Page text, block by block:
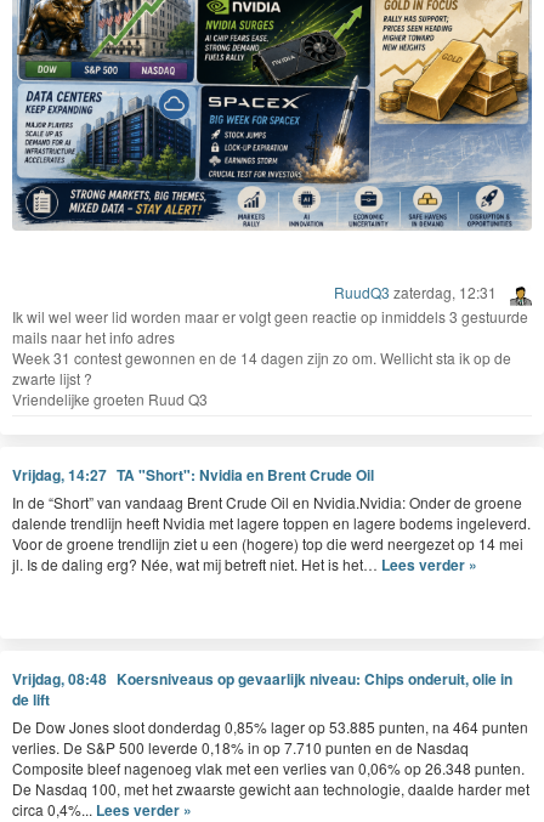
Tegelijkertijd lietLumentum Holdings Inc. een opvallend ander geluid horen,
het bedrijf waar we een positie op hebben genomen (op $330) doet het wel
heel goed. Het bedrijf rapporteerde voor het tweede kwartaal van fiscaal 2026
een omzet van $665,5 miljoen en een winst per aandeel van $1,67, beide
duidelijk boven de verwachtingen van de markt. De consensusraming lag rond
$1,41 EPS en een omzet van ongeveer $646,7 miljoen. Hiermee overtroffen de
resultaten de voorspellingen met respectievelijk ongeveer 18% en 3% en liet
het bedrijf een omzetgroei van ruim 65% jaar op jaarbasis zien. De koers
reageerde positief in de nabeurshandel met een stijging van 10% tot $480.
Grafiek Lumentum Holdings:
RuudQ3 zaterdag, 12:31
Ik wil wel weer lid worden maar er volgt geen reactie op inmiddels 3 gestuurde
mails naar het info adres
Week 31 contest gewonnen en de 14 dagen zijn zo om. Wellicht sta ik op de
zwarte lijst ?
Vriendelijke groeten Ruud Q3
Vrijdag, 14:27 TA "Short": Nvidia en Brent Crude Oil
In de “Short” van van­daag Brent Crude Oil en Nvidia.Nvidia: Onder de groene
dal­ende trendli­jn heeft Nvidia met lagere top­pen en lagere bodems ingeleverd.
Voor de groene trendli­jn ziet u een (hogere) top die werd neergezet op 14mei
jl. Is de dal­ing erg? Née, wat mij betre­ft niet. Het is het… Lees verder »
Vrijdag, 08:48 Koersniveaus op gevaarlijk niveau: Chips onderuit, olie in
de lift
De Dow Jones sloot donderdag 0,85% lager op 53.885 punten, na 464 punten
verlies. De S&P 500 leverde 0,18% in op 7.710 punten en de Nasdaq
Composite bleef nagenoeg vlak met een verlies van 0,06% op 26.348 punten.
De Nasdaq 100, met het zwaarste gewicht aan technologie, daalde harder met
circa 0,4%... Lees verder »